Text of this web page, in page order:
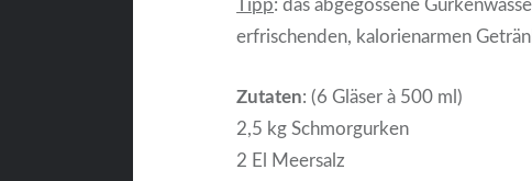
Tipp: das abgegossene
erfrischenden, kalorienarmen
Zutaten: (6 Gläser à 500 ml)
2,5 kg Schmorgurken
2 El Meersalz